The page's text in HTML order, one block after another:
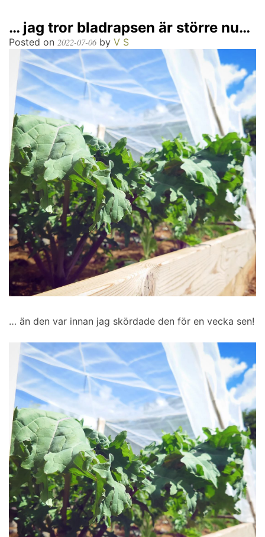
… jag tror bladrapsen är större nu…
Posted on 2022-07-06 by V S
… än den var innan jag skördade den för en vecka sen!